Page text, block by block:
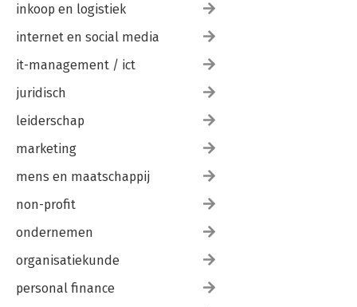
inkoop en logistiek
internet en social media
it-management / ict
juridisch
leiderschap
marketing
mens en maatschappij
non-profit
ondernemen
organisatiekunde
personal finance